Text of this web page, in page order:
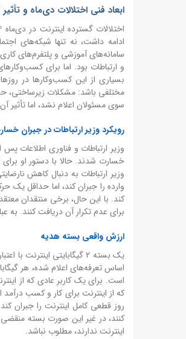
ابعاد فنی اختلالات دی‌ماه و تأثیر
ادامه داشت، نه تنها شبکه‌های
سامانه‌های آموزشی و پلتفرم‌های
و ارتباطات بود. اما برای
بسیاری از این کسب‌وکارها در
مختلفی باشد: مشکلات زیرساختی،
سوی مسئولان اعلام نشد، اما تأثیر آن
رویکرد وزیر ارتباطات در جبران
وزیر ارتباطات و فناوری اطلاعات
خسارت شدند. حالا با دستور او
وارده را جبران کند، اما حداقل یک
کند. با این حال، برخی منتقدان
برای عدم تکرار آن دریافت کنند.
ارزش واقعی بسته هدیه
است. برای یک کاربر عادی که از
کنند، در غیر این صورت بسته منقضی
اینترنت ندارند، مطلوب نباشد.